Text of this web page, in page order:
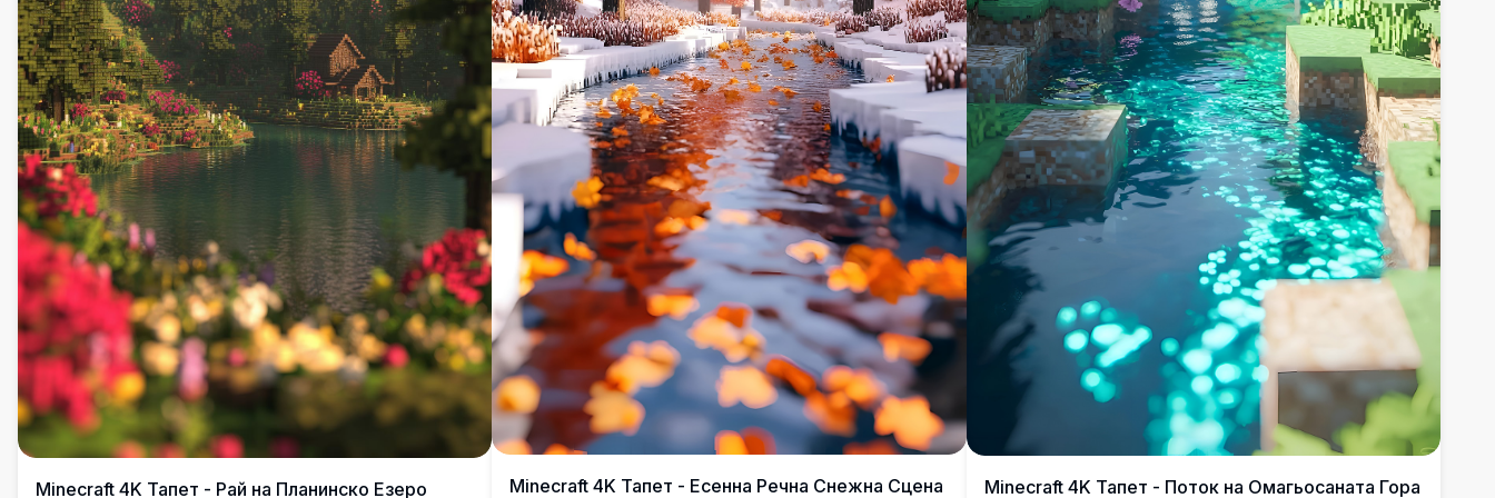
Minecraft 4K Тапет - Рай на Планинско Езеро Minecraft 4K Тапет - Есенна Речна Снежна Сцена Minecraft 4K Тапет - Поток на Омагьосаната Гора